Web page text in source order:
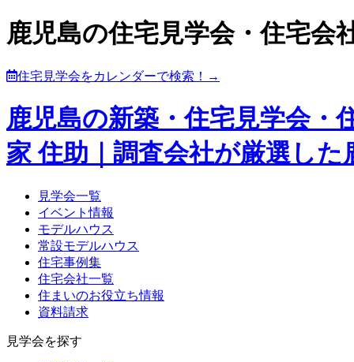
鹿児島の住宅見学会・住宅会
住宅見学会をカレンダーで検索！→
鹿児島の新築・住宅見学会・
家 住助｜調査会社が厳選し
見学会一覧
イベント情報
モデルハウス
常設モデルハウス
住宅事例集
住宅会社一覧
住まいのお役立ち情報
資料請求
見学会を探す